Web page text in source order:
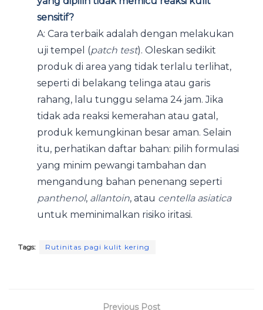
sensitif?
A: Cara terbaik adalah dengan melakukan
uji tempel (patch test). Oleskan sedikit
produk di area yang tidak terlalu terlihat,
seperti di belakang telinga atau garis
rahang, lalu tunggu selama 24 jam. Jika
tidak ada reaksi kemerahan atau gatal,
produk kemungkinan besar aman. Selain
itu, perhatikan daftar bahan: pilih formulasi
yang minim pewangi tambahan dan
mengandung bahan penenang seperti
panthenol, allantoin, atau centella asiatica
untuk meminimalkan risiko iritasi.
Tags: Rutinitas pagi kulit kering
Previous Post